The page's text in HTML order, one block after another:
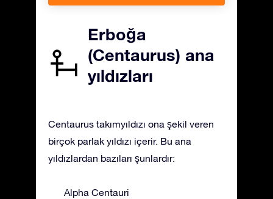
Erboğa
(Centaurus) ana
yıldızları
Centaurus takımyıldızı ona şekil veren
birçok parlak yıldızı içerir. Bu ana
yıldızlardan bazıları şunlardır:
Alpha Centauri